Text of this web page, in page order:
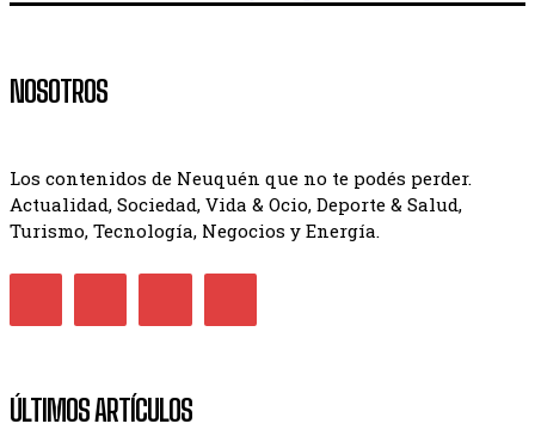
NOSOTROS
Los contenidos de Neuquén que no te podés perder.
Actualidad, Sociedad, Vida & Ocio, Deporte & Salud,
Turismo, Tecnología, Negocios y Energía.
ÚLTIMOS ARTÍCULOS